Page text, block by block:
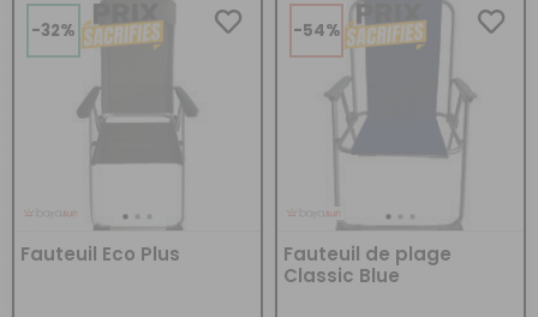
-32%
Fauteuil Eco Plus
-54%
Fauteuil de plage
Classic Blue